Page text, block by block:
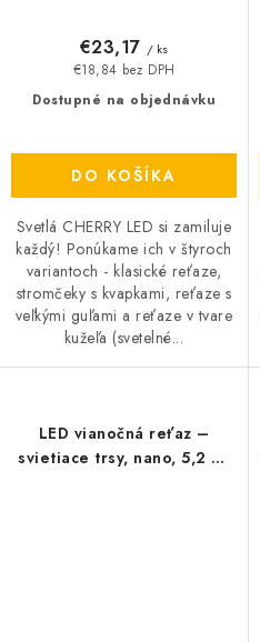
Dostupné na objednávku
€18,84 bez DPH
€23,17 / ks
DO KOŠÍKA
Svetlá CHERRY LED si zamiluje
každý! Ponúkame ich v štyroch
variantoch - klasické reťaze,
stromčeky s kvapkami, reťaze s
veľkými guľami a reťaze v tvare
kužeľa (svetelné...
LED vianočná reťaz –
svietiace trsy, nano, 5,2 m,